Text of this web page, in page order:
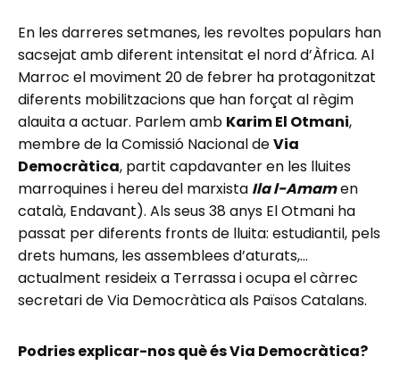
En les darreres setmanes, les revoltes populars han
sacsejat amb diferent intensitat el nord d’Àfrica. Al
Marroc el moviment 20 de febrer ha protagonitzat
diferents mobilitzacions que han forçat al règim
alauita a actuar. Parlem amb Karim El Otmani,
membre de la Comissió Nacional deVia
Democràtica, partit capdavanter en les lluites
marroquines i hereu del marxista Ila l-Amamen
català, Endavant). Als seus 38 anys El Otmani ha
passat per diferents fronts de lluita: estudiantil, pels
drets humans, les assemblees d’aturats,…
actualment resideix a Terrassa i ocupa el càrrec
secretari de Via Democràtica als Països Catalans.
Podries explicar-nos què és Via Democràtica?